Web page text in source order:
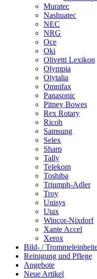
Muratec
Nashuatec
NEC
NRG
Oce
Oki
Olivetti Lexikon
Olympia
Olytalia
Omnifax
Panasonic
Pitney Bowes
Rex Rotary
Ricoh
Samsung
Selex
Sharp
Tally
Telekom
Toshiba
Triumph-Adler
Troy
Unisys
Utax
Wincor-Nixdorf
Xante Accel
Xerox
Bild- /
Reinigung und Pflege
Angebote
Neue Artikel